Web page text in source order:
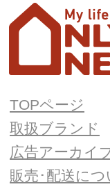
TOPページ
取扱ブランド
広告アーカイ
販売･配送につ